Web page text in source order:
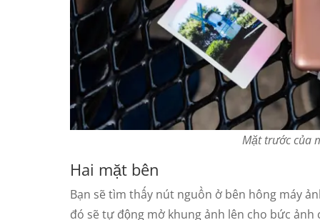
Mặt trước của
Hai mặt bên
Bạn sẽ tìm thấy nút nguồn ở bên hông máy
đó sẽ tự động mở khung ảnh lên cho bức ảnh